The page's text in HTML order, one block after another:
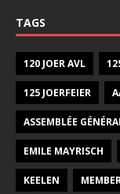
TAGS
120 JOER AVL
125 JOERFEIER
ASSEMBLÉE
EMILE MAYRISCH
KEELEN